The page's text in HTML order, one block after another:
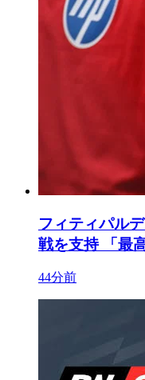
フィティパル
戦を支持 「最
44分前